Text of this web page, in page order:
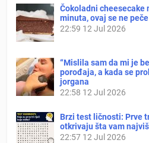
Čokoladni cheesecake
minuta, ovaj se ne peče
22:59 12 Jul 2026
“Mislila sam da mi je
porođaja, a kada se
jorgana
22:58 12 Jul 2026
Brzi test ličnosti: Prve
otkrivaju šta vam
22:57 12 Jul 2026